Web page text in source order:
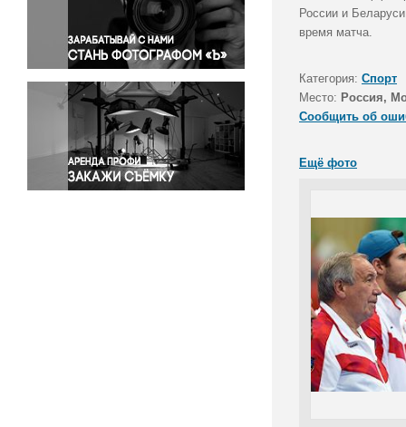
Правосудие
Происшествия и конфликты
Религия
Светская жизнь
Спорт
Экология
Экономика и бизнес
России и
время матча.
Категория: Спорт
Место: Россия,
Сообщить об
Ещё фото